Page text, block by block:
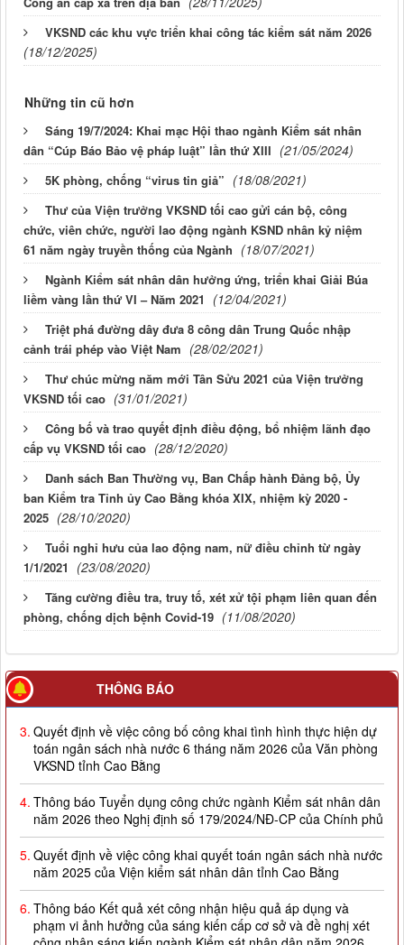
VKSND các khu vực triển khai công tác kiểm sát năm 2026
(18/12/2025)
Những tin cũ hơn
Sáng 19/7/2024: Khai mạc Hội thao ngành Kiểm sát nhân
dân “Cúp Báo Bảo vệ pháp luật” lần thứ XIII (21/05/2024)
5K phòng, chống “virus tin giả” (18/08/2021)
Thư của Viện trưởng VKSND tối cao gửi cán bộ, công
chức, viên chức, người lao động ngành KSND nhân kỷ niệm
61 năm ngày truyền thống của Ngành (18/07/2021)
Ngành Kiểm sát nhân dân hưởng ứng, triển khai Giải Búa
liềm vàng lần thứ VI – Năm 2021
(12/04/2021)
Triệt phá đường dây đưa 8 công dân Trung Quốc nhập
cảnh trái phép vào Việt Nam (28/02/2021)
Thư chúc mừng năm mới Tân Sửu 2021 của Viện trưởng
VKSND tối cao (31/01/2021)
Công bố và trao quyết định điều động, bổ nhiệm lãnh đạo
cấp vụ VKSND tối cao (28/12/2020)
Danh sách Ban Thường vụ, Ban Chấp hành Đảng bộ, Ủy
ban Kiểm tra Tỉnh ủy Cao Bằng khóa XIX, nhiệm kỳ 2020 -
2025 (28/10/2020)
Tuổi nghỉ hưu của lao động nam, nữ điều chỉnh từ ngày
1/1/2021
(23/08/2020)
Tăng cường điều tra, truy tố, xét xử tội phạm liên quan đến
phòng, chống dịch bệnh Covid-19 (11/08/2020)
THÔNG BÁO
toán ngân sách nhà nước 6 tháng năm 2026 của Văn phòng
VKSND tỉnh Cao Bằng
4.Thông báo Tuyển dụng công chức ngành Kiểm sát nhân dân
năm 2026 theo Nghị định số 179/2024/NĐ-CP của Chính phủ
5.Quyết định về việc công khai quyết toán ngân sách nhà nước
năm 2025 của Viện kiểm sát nhân dân tỉnh Cao Bằng
6.Thông báo Kết quả xét công nhận hiệu quả áp dụng và
phạm vi ảnh hưởng của sáng kiến cấp cơ sở và đề nghị xét
công nhận sáng kiến ngành Kiểm sát nhân dân năm 2026